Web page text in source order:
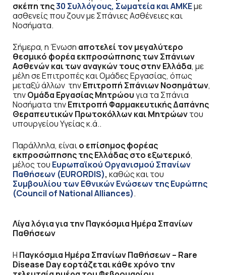
σκέπη της30 Συλλόγους, Σωματεία και ΑΜΚΕμε
ασθενείς που ζουν με Σπάνιες Ασθένειες και
Νοσήματα.
Σήμερα, η Ένωση αποτελεί τον μεγαλύτερο
θεσμικό φορέα εκπροσώπησης των Σπάνιων
Ασθενών και των αναγκών τους στην Ελλάδα, με
μέλη σε Επιτροπές και Ομάδες Εργασίας, όπως
μεταξύ άλλων τηνΕπιτροπή Σπάνιων Νοσημάτων,
τηνΟμάδα Εργασίας Μητρώουγια τα Σπάνια
Νοσήματα τηνΕπιτροπή Φαρμακευτικής Δαπάνης
Θεραπευτικών Πρωτοκόλλων και Μητρώωντου
υπουργείου Υγείας κ.ά..
Παράλληλα, είναιο επίσημος φορέας
εκπροσώπησης της Ελλάδας στο εξωτερικό,
μέλος του Ευρωπαϊκού Οργανισμού Σπανίων
Παθήσεων (EURORDIS), καθώς και του
Συμβουλίου των Εθνικών Ενώσεων της Ευρώπης
(Council of National Alliances).
Λίγα λόγια για την Παγκόσμια Ημέρα Σπανίων
Παθήσεων
Η Παγκόσμια Ημέρα Σπανίων Παθήσεων – Rare
Disease Day εορτάζεται κάθε χρόνο την